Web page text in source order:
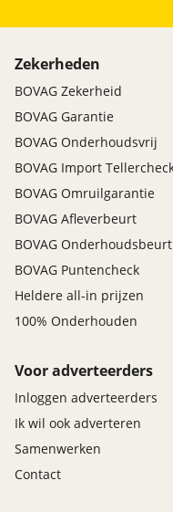
Zekerheden
BOVAG Zekerheid
BOVAG Garantie
BOVAG Onderhoudsvrij
BOVAG Import
BOVAG Omruilgarantie
BOVAG Afleverbeurt
BOVAG Onderhoudsbeurt
BOVAG Puntencheck
Heldere all-in prijzen
100% Onderhouden
Voor adverteerders
Inloggen adverteerders
Ik wil ook adverteren
Samenwerken
Contact